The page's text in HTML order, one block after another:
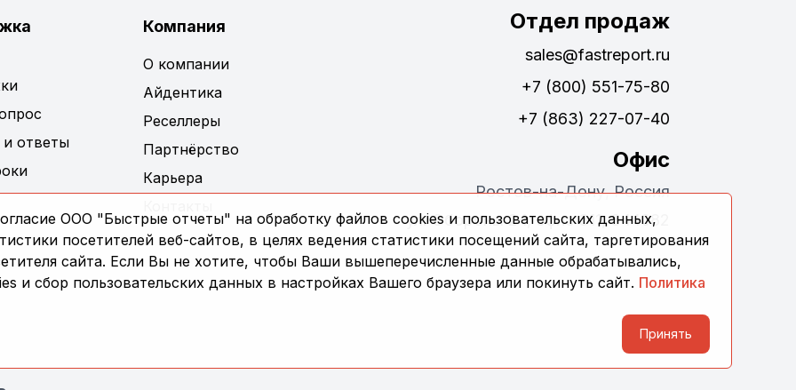
Отдел продаж
sales@fastreport.ru
+7 (800) 551-75-80
+7 (863) 227-07-40
Офис
Ростов-на-Дону, Россия
ул. Обороны 24, офис 311, 344082
ответы
Компания
О компании
Айдентика
Реселлеры
Партнёрство
Карьера
ООО "Быстрые отчеты" на обработку файлов cookies и пользовательских данных,
посетителей веб-сайтов, в целях ведения статистики посещений сайта, таргетирования
сайта. Если Вы не хотите, чтобы Ваши вышеперечисленные данные обрабатывались,
и сбор пользовательских данных в настройках Вашего браузера или покинуть сайт. Политика
Принять